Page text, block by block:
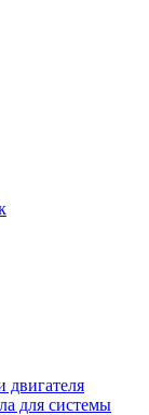
для системы